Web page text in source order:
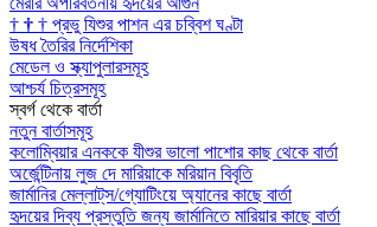
† † † প্রভু যিশুর পাশন এর চব্বিশ ঘণ্টা
উষধ তৈরির নির্দেশিকা
মেডেল ও স্ক্যাপুলারসমূহ
আশ্চর্য চিত্রসমূহ
স্বর্গ থেকে বার্তা
নতুন বার্তাসমূহ
কলোম্বিয়ার এনককে যীশুর ভালো পাশোর কাছ থেকে বার্তা
অর্জেন্টিনায় লুজ দে মারিয়াকে মরিয়ান বিবৃতি
জার্মানির মেল্লাট্‌স/গ্যোটিংয়ে অ্যানের কাছে বার্তা
হৃদয়ের দিব্য প্রস্তুতি জন্য জার্মানিতে মারিয়ার কাছে বার্তা